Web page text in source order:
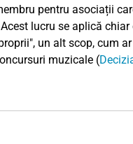
pentru asociații
lucru se aplică
un alt scop, cum
muzicale (